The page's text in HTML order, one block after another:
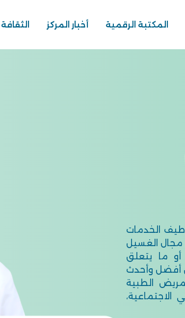
المكتبة الرقمية أخبار المركز
الخدمات
مجال الغسيل
أو ما يتعلق
أفضل وأحدث
الطبية